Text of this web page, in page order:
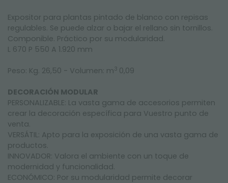
Expositor para plantas pintado de blanco con repisas
regulables. Se puede alzar o bajar el rellano sin tornillos.
Componible. Práctico por su modularidad.
L 670 P 550 A 1.920 mm
Peso: Kg. 26,50 - Volumen: m3 0,09
DECORACIÓN MODULAR
PERSONALIZABLE: La vasta gama de accesorios permiten
crear la decoración específica para Vuestro punto de
venta.
VERSÁTIL: Apto para la exposición de una vasta gama de
productos.
INNOVADOR: Valora el ambiente con un toque de
modernidad y funcionalidad.
ECONÓMICO: Por su modularidad permite decorar